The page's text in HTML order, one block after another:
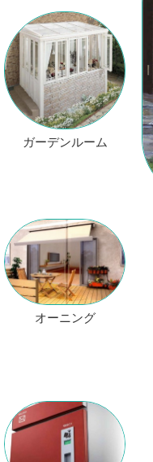
ガーデンルーム
オーニング